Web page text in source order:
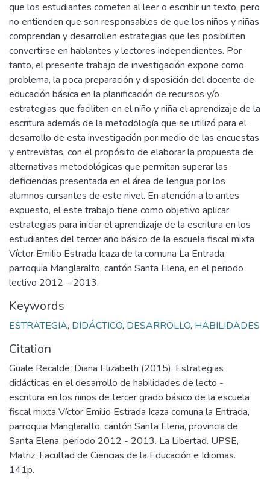
que los estudiantes cometen al leer o escribir un texto, pero
no entienden que son responsables de que los niños y niñas
comprendan y desarrollen estrategias que les posibiliten
convertirse en hablantes y lectores independientes. Por
tanto, el presente trabajo de investigación expone como
problema, la poca preparación y disposición del docente de
educación básica en la planificación de recursos y/o
estrategias que faciliten en el niño y niña el aprendizaje de la
escritura además de la metodología que se utilizó para el
desarrollo de esta investigación por medio de las encuestas
y entrevistas, con el propósito de elaborar la propuesta de
alternativas metodológicas que permitan superar las
deficiencias presentada en el área de lengua por los
alumnos cursantes de este nivel. En atención a lo antes
expuesto, el este trabajo tiene como objetivo aplicar
estrategias para iniciar el aprendizaje de la escritura en los
estudiantes del tercer año básico de la escuela fiscal mixta
Víctor Emilio Estrada Icaza de la comuna La Entrada,
parroquia Manglaralto, cantón Santa Elena, en el periodo
lectivo 2012 – 2013.
Keywords
ESTRATEGIA, DIDÁCTICO, DESARROLLO, HABILIDADES
Citation
Guale Recalde, Diana Elizabeth (2015). Estrategias
didácticas en el desarrollo de habilidades de lecto -
escritura en los niños de tercer grado básico de la escuela
fiscal mixta Víctor Emilio Estrada Icaza comuna la Entrada,
parroquia Manglaralto, cantón Santa Elena, provincia de
Santa Elena, periodo 2012 - 2013. La Libertad. UPSE,
Matriz. Facultad de Ciencias de la Educación e Idiomas.
141p.